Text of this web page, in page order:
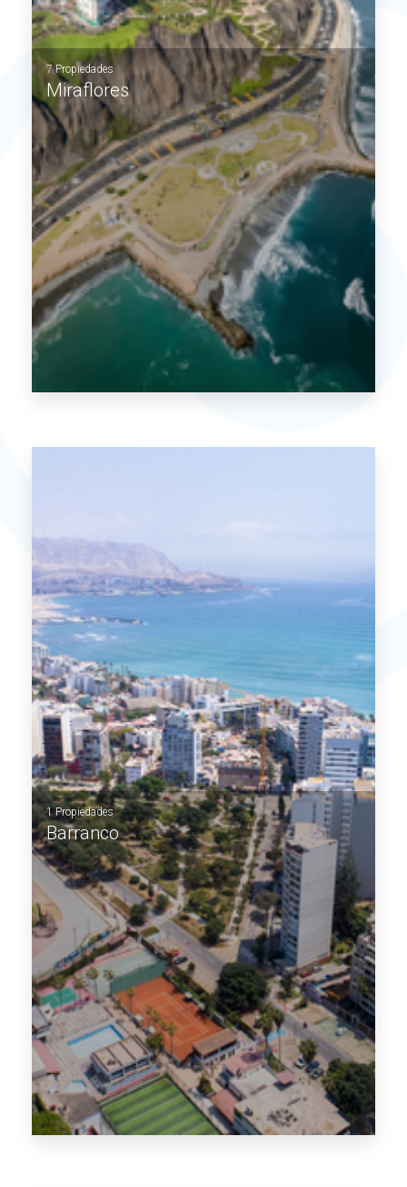
7 Propiedades
Miraflores
VER MÁS
1 Propiedades
Barranco